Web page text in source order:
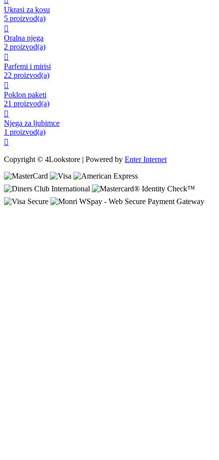
Ukrasi za kosu
5 proizvod(a)

Oralna njega
2 proizvod(a)

Parfemi i mirisi
22 proizvod(a)

Poklon paketi
21 proizvod(a)

Njega za ljubimce
1 proizvod(a)

Copyright © 4Lookstore | Powered by Enter Internet